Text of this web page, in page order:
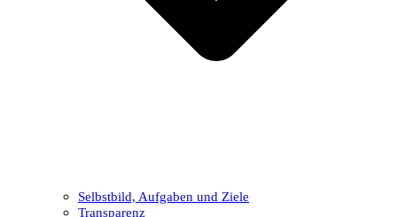
Selbstbild, Aufgaben und Ziele
Transparenz